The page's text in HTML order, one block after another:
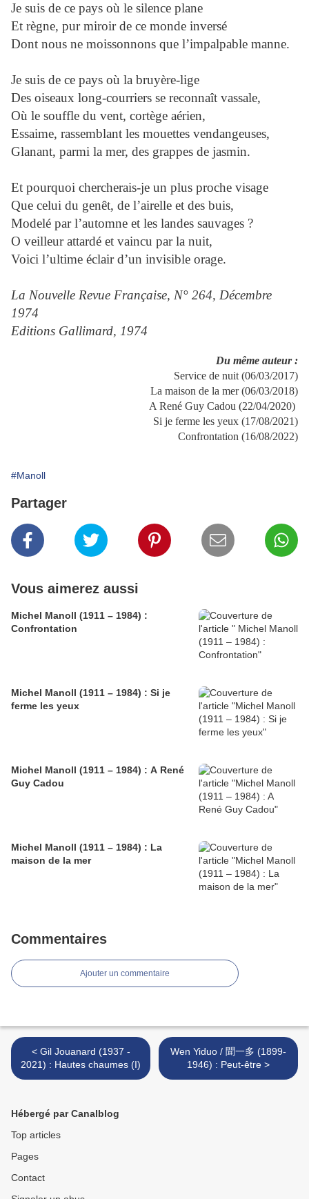
Je suis de ce pays où le silence plane
Et règne, pur miroir de ce monde inversé
Dont nous ne moissonnons que l’impalpable manne.
Je suis de ce pays où la bruyère-lige
Des oiseaux long-courriers se reconnaît vassale,
Où le souffle du vent, cortège aérien,
Essaime, rassemblant les mouettes vendangeuses,
Glanant, parmi la mer, des grappes de jasmin.
Et pourquoi chercherais-je un plus proche visage
Que celui du genêt, de l’airelle et des buis,
Modelé par l’automne et les landes sauvages ?
O veilleur attardé et vaincu par la nuit,
Voici l’ultime éclair d’un invisible orage.
La Nouvelle Revue Française, N° 264, Décembre
1974
Editions Gallimard, 1974
Du même auteur :
Service de nuit (06/03/2017)
La maison de la mer (06/03/2018)
A René Guy Cadou (22/04/2020)
Si je ferme les yeux (17/08/2021)
Confrontation (16/08/2022)
#Manoll
Partager
Vous aimerez aussi
Michel Manoll (1911 – 1984) :
Confrontation
Michel Manoll (1911 – 1984) : Si je
ferme les yeux
Michel Manoll (1911 – 1984) : A René
Guy Cadou
Michel Manoll (1911 – 1984) : La
maison de la mer
Commentaires
Ajouter un commentaire
< Gil Jouanard (1937 -
2021) : Hautes chaumes (I)
Wen Yiduo / 聞一多 (1899-
1946) : Peut-être >
Hébergé par Canalblog
Top articles
Pages
Contact